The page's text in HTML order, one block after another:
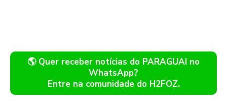
🌎 Quer receber notícias do PARAGUAI no
WhatsApp?
Entre na comunidade do H2FOZ.